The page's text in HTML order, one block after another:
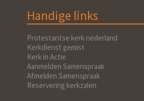
Handige links
Protestantse kerk nederland
Kerkdienst gemist
Kerk in Actie
Aanmelden Samenspraak
Afmelden Samenspraak
Reservering kerkzalen